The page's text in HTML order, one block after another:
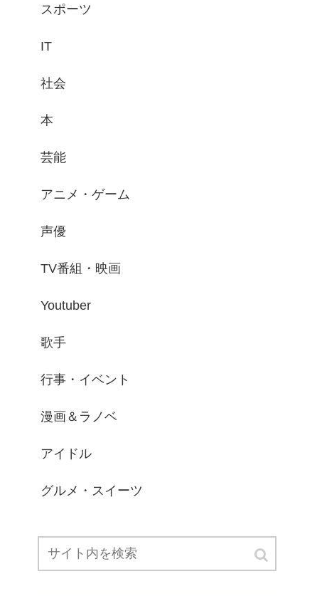
スポーツ
IT
社会
本
芸能
アニメ・ゲーム
声優
TV番組・映画
Youtuber
歌手
行事・イベント
漫画＆ラノベ
アイドル
グルメ・スイーツ